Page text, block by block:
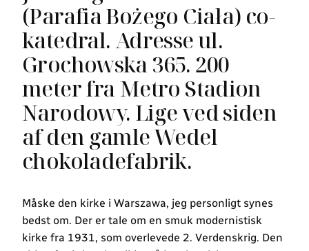
(Parafia Bożego Ciała) co-
katedral. Adresse ul.
Grochowska 365. 200
meter fra Metro Stadion
Narodowy. Lige ved siden
af den gamle Wedel
chokoladefabrik.
Måske den kirke i Warszawa, jeg personligt synes
bedst om. Der er tale om en smuk modernistisk
kirke fra 1931, som overlevede 2. Verdenskrig. Den